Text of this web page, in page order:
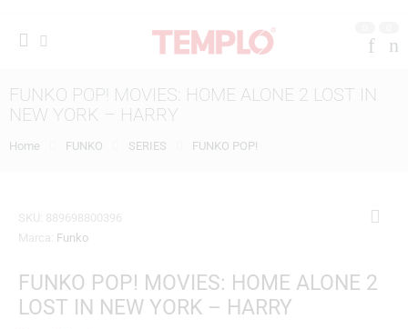
FUNKO POP! MOVIES: HOME ALONE 2 LOST IN
NEW YORK – HARRY
Home FUNKO SERIES FUNKO POP!
SKU: 889698800396
Marca: Funko
FUNKO POP! MOVIES: HOME ALONE 2
LOST IN NEW YORK – HARRY